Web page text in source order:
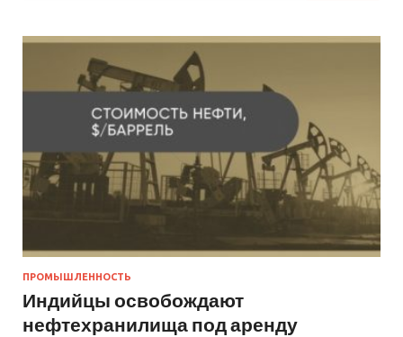
ПРОМЫШЛЕННОСТЬ
Индийцы освобождают
нефтехранилища под аренду